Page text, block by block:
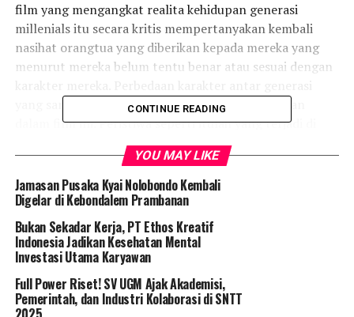
film yang mengangkat realita kehidupan generasi
millenials itu secara kritis mempertanyakan kembali
nasihat orangtua yang diberikan kepada mereka yang
menurut mereka belum tentu benar atau sesuai dengan
yang sangat gamblang itulah yang coba dihadirkan
dalam film ini. Peristiwa seperti itulah yang terjadi di
kehidupan nyata dan tak dapat dipungkuri.
Sutradari film ‘My Generation’, Upi mengatakan bahwa
Untuk mendapatkan percakapan naskah yang natural, ia
Karena mereka sedikit enggan untuk mengungkapkan
pendapat murni seputar orang tua atau pun sekolah.
“Via sosial media, saya mendapatkan obrolan murni dan
sangat bagus untuk diungkapkan dan diangkat ke dalam
CONTINUE READING
YOU MAY LIKE
Jamasan Pusaka Kyai Nolobondo Kembali
Digelar di Kebondalem Prambanan
Bukan Sekadar Kerja, PT Ethos Kreatif
Indonesia Jadikan Kesehatan Mental
Investasi Utama Karyawan
Full Power Riset! SV UGM Ajak Akademisi,
Pemerintah, dan Industri Kolaborasi di SNTT